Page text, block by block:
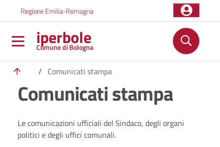
Regione Emilia-Romagna
iperbole
Comune di Bologna
/ Comunicati stampa
Comunicati stampa
Le comunicazioni ufficiali del Sindaco, degli organi
politici e degli uffici comunali.